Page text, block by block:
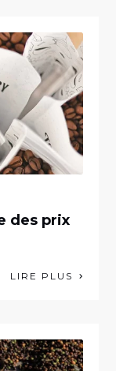
des prix
LIRE PLUS